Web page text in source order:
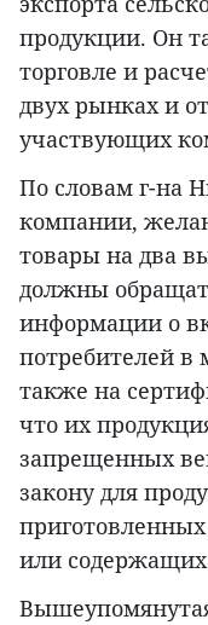
продукции. Он
торговле и
двух рынках и
участвующих
По словам г-на
компании,
товары на два
должны
информации о
потребителей в
также на
что их
запрещенных
закону для
или